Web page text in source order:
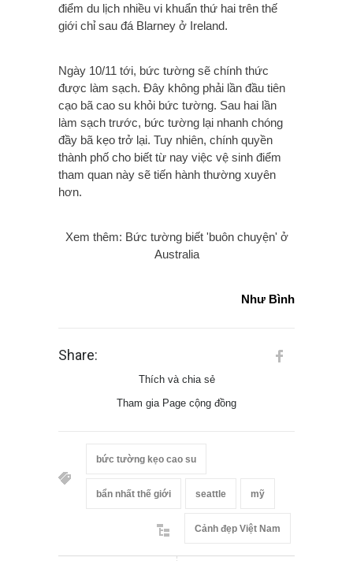
điểm du lịch nhiều vi khuẩn thứ hai trên thế
giới chỉ sau đá Blarney ở Ireland.
Ngày 10/11 tới, bức tường sẽ chính thức
được làm sạch. Đây không phải lần đầu tiên
cạo bã cao su khỏi bức tường. Sau hai lần
làm sạch trước, bức tường lại nhanh chóng
đầy bã kẹo trở lại. Tuy nhiên, chính quyền
thành phố cho biết từ nay việc vệ sinh điểm
tham quan này sẽ tiến hành thường xuyên
hơn.
Xem thêm: Bức tường biết 'buôn chuyện' ở
Australia
Như Bình
Share:
Thích và chia sẻ
Tham gia Page cộng đồng
bức tường kẹo cao su
bẩn nhất thế giới seattle mỹ
Cảnh đẹp Việt Nam